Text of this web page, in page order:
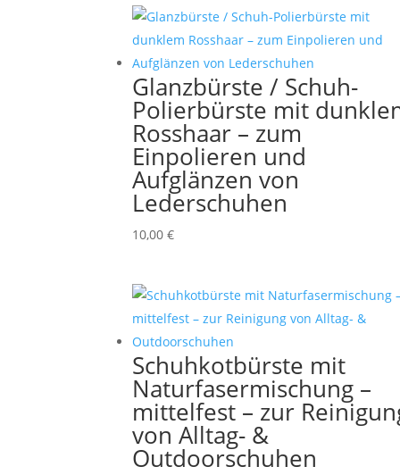
Glanzbürste / Schuh-
Polierbürste mit
Rosshaar – zum
Einpolieren und
Aufglänzen von
Lederschuhen
10,00€
Schuhkotbürste mit
Naturfasermischung –
mittelfest – zur
von Alltag- &
Outdoorschuhen